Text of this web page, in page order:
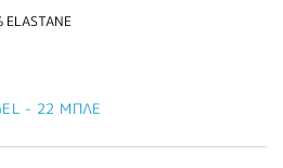
ELASTANE
- 22 ΜΠΛΕ